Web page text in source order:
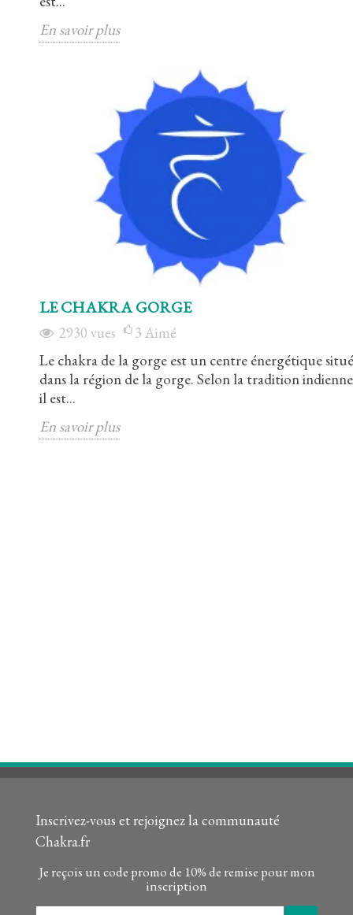
En savoir plus
LE CHAKRA GORGE
2930 vues 3 Aimé
Le chakra de la gorge est un centre énergétique situé
dans la région de la gorge. Selon la tradition
il est...
En savoir plus
Inscrivez-vous et rejoignez la communauté
Chakra.fr
Je reçois un code promo de 10% de remise pour mon
inscription